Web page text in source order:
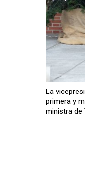
La
primera y
ministra de